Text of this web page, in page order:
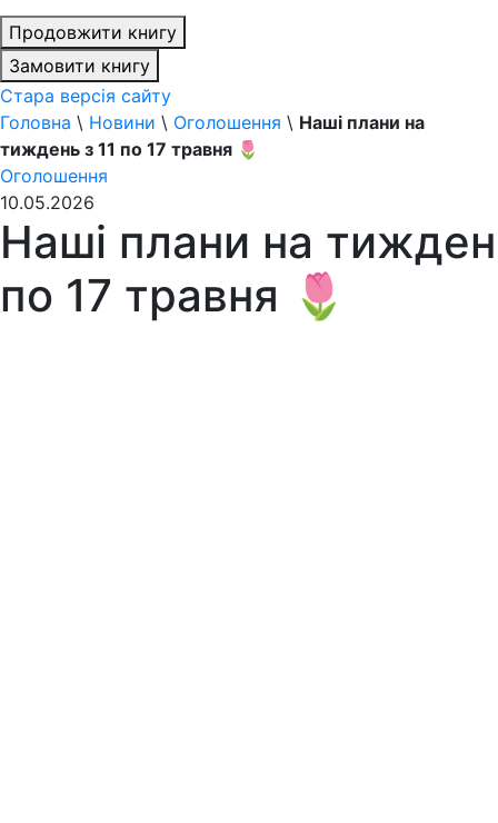
Продовжити книгу
Замовити книгу
Стара версія сайту
Головна \ Новини \ Оголошення \ Наші плани на
тиждень з 11 по 17 травня 🌷
Оголошення
10.05.2026
Наші плани на
по 17 травня 🌷